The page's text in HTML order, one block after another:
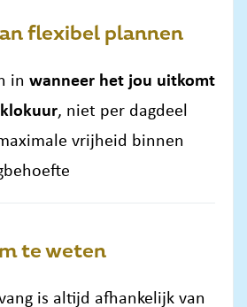
flexibel plannen
in wanneer het jou uitkomt
klokuur, niet per dagdeel
vrijheid binnen
te weten
is altijd afhankelijk van